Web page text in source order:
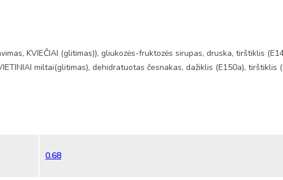
KVIEČIAI (glitimas)), gliukozės-fruktozės sirupas, druska, tirštiklis
miltai(glitimas), dehidratuotas česnakas, dažiklis (E150a), tirštiklis
0.68